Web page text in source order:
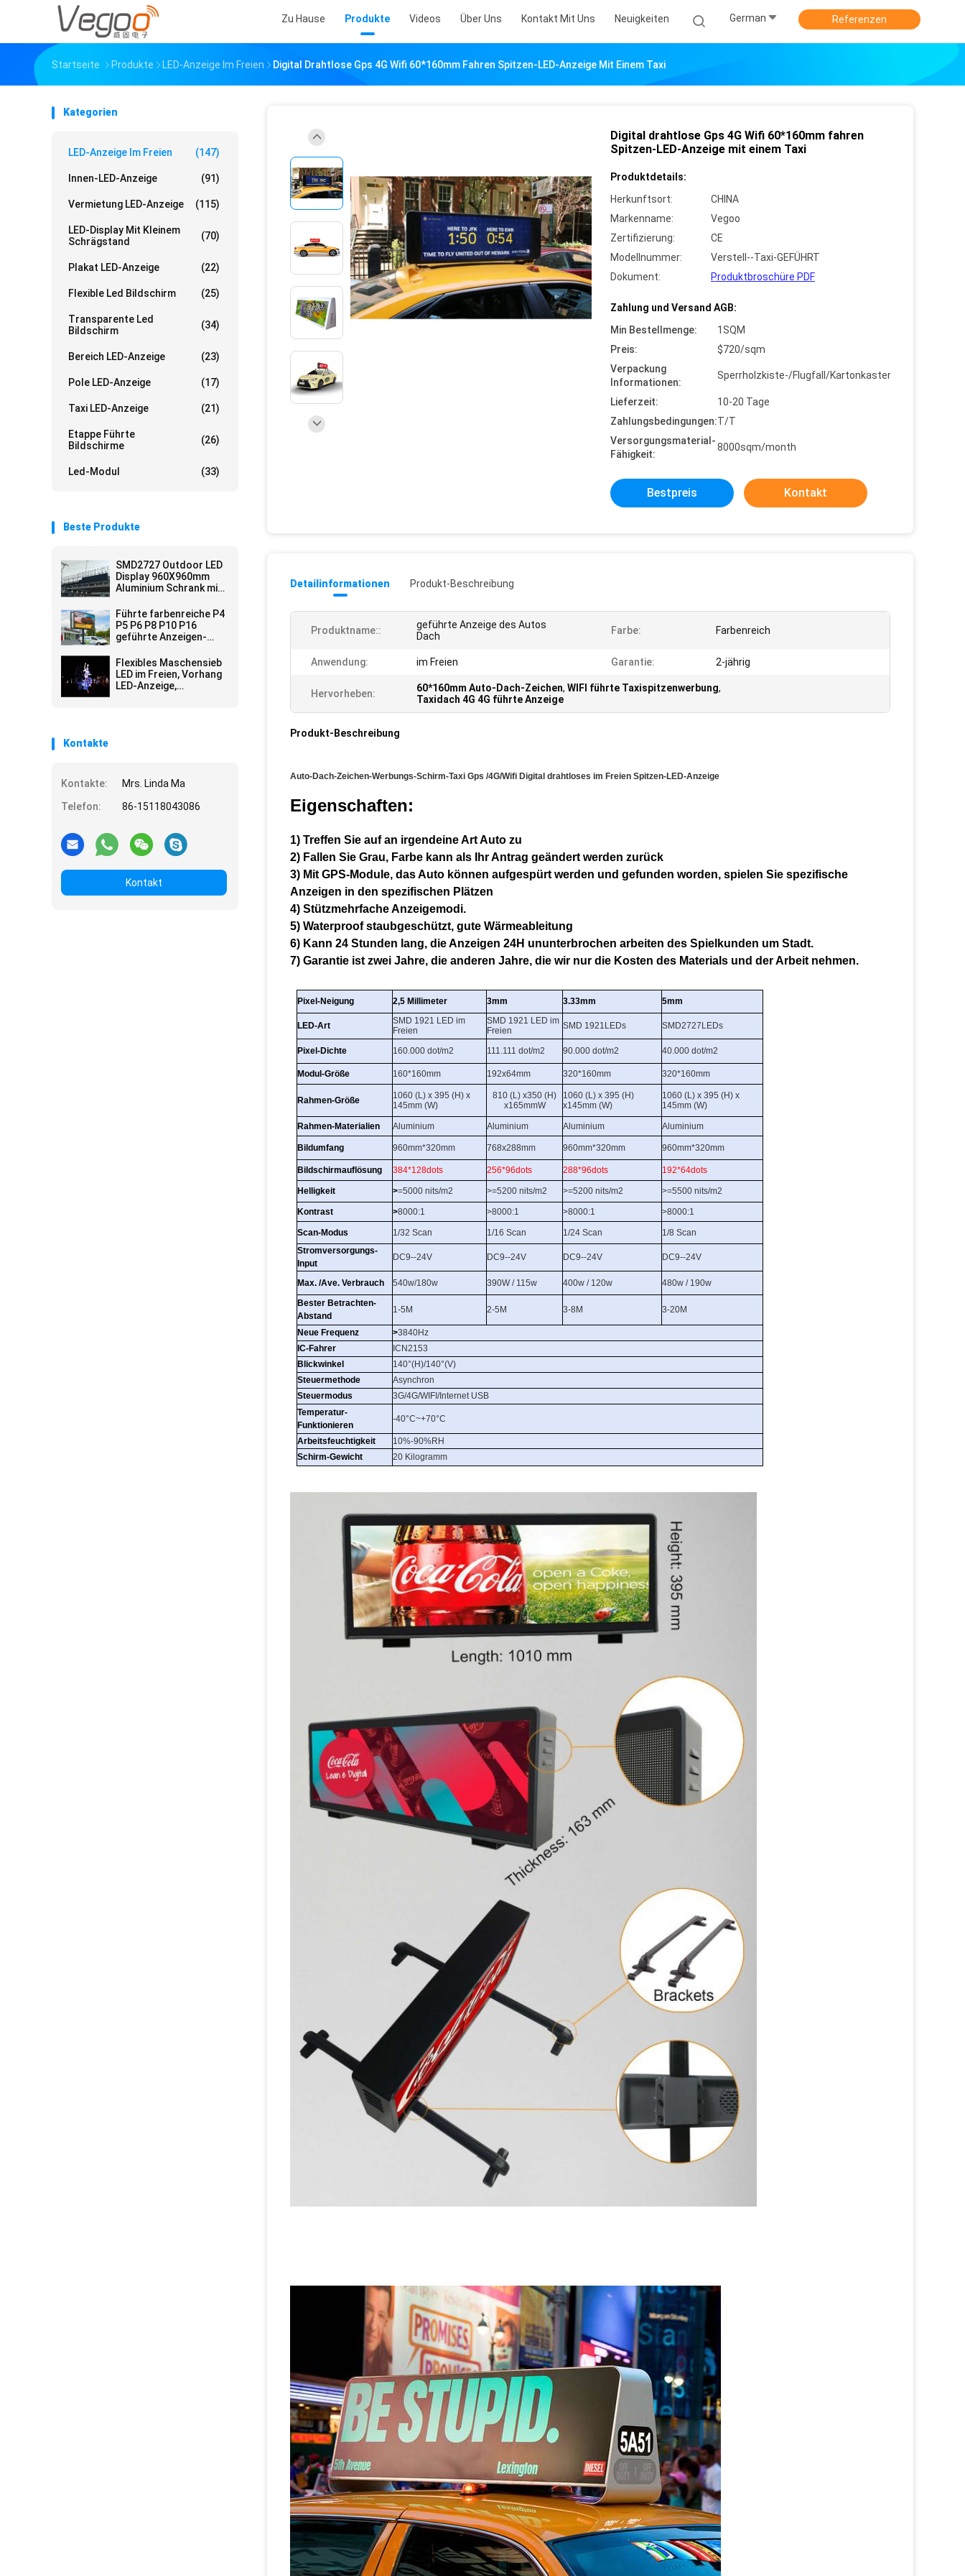
Zu Hause Produkte Videos Über Uns Kontakt Mit Uns Neuigkeiten German Referenzen
Startseite Produkte LED-Anzeige Im Freien Digital Drahtlose Gps 4G Wifi 60*160mm Fahren Spitzen-LED-Anzeige Mit Einem Taxi
Kategorien
LED-Anzeige Im Freien (147)
Innen-LED-Anzeige (91)
Vermietung LED-Anzeige (115)
LED-Display Mit Kleinem
Schrägstand
(70)
Plakat LED-Anzeige (22)
Flexible Led Bildschirm (25)
Transparente Led
Bildschirm
(34)
Bereich LED-Anzeige (23)
Pole LED-Anzeige (17)
Taxi LED-Anzeige (21)
Etappe Führte
Bildschirme
(26)
Led-Modul (33)
Beste Produkte
SMD2727 Outdoor LED
Display 960X960mm
Aluminium Schrank mit
Führte farbenreiche P4
P5 P6 P8 P10 P16
geführte Anzeigen-
Freien Schirm-
Stadiums-Schirm-
Wand
Flexibles Maschensieb
LED im Freien, Vorhang
LED-Anzeige,
Kontakte
Kontakte:
Mrs. Linda Ma
Telefon:
86-15118043086
Kontakt
Digital drahtlose Gps 4G Wifi 60*160mm fahren
Spitzen-LED-Anzeige mit einem Taxi
Produktdetails:
Herkunftsort:
CHINA
Markenname:
Vegoo
Zertifizierung:
CE
Modellnummer:
Verstell--Taxi-GEFÜHRT
Dokument:
Produktbroschüre PDF
Zahlung und Versand AGB:
Min Bestellmenge:
1SQM
Preis:
$720/sqm
Verpackung
Informationen:
Sperrholzkiste-/Flugfall/Kartonkasten
Lieferzeit:
10-20 Tage
Zahlungsbedingungen:T/T
Versorgungsmaterial-
Fähigkeit:
8000sqm/month
Bestpreis Kontakt
Detailinformationen Produkt-Beschreibung
Produktname::
geführte Anzeige des Autos
Dach
Farbe: Farbenreich
Anwendung: im Freien Garantie: 2-jährig
Hervorheben: 60*160mm Auto-Dach-Zeichen, WIFI führte Taxispitzenwerbung,
Taxidach 4G 4G führte Anzeige
Produkt-Beschreibung
Auto-Dach-Zeichen-Werbungs-Schirm-Taxi Gps /4G/Wifi Digital drahtloses im Freien Spitzen-LED-Anzeige
Eigenschaften:
1) Treffen Sie auf an irgendeine Art Auto zu
2) Fallen Sie Grau, Farbe kann als Ihr Antrag geändert werden zurück
3) Mit GPS-Module, das Auto können aufgespürt werden und gefunden worden, spielen Sie spezifische
Anzeigen in den spezifischen Plätzen
4) Stützmehrfache Anzeigemodi.
5) Waterproof staubgeschützt, gute Wärmeableitung
6) Kann 24 Stunden lang, die Anzeigen 24H ununterbrochen arbeiten des Spielkunden um Stadt.
7) Garantie ist zwei Jahre, die anderen Jahre, die wir nur die Kosten des Materials und der Arbeit nehmen.
Pixel-Neigung 2,5 Millimeter 3mm 3.33mm 5mm
LED-Art
SMD 1921 LED im
Freien
SMD 1921 LED im
Freien
SMD 1921LEDs SMD2727LEDs
Pixel-Dichte 160.000 dot/m2 111.111 dot/m2 90.000 dot/m2 40.000 dot/m2
Modul-Größe 160*160mm 192x64mm 320*160mm 320*160mm
Rahmen-Größe
1060 (L) x 395 (H) x
145mm (W)
810 (L) x350 (H)
x165mmW
1060 (L) x 395 (H)
x145mm (W)
1060 (L) x 395 (H) x
145mm (W)
Rahmen-Materialien Aluminium Aluminium Aluminium Aluminium
Bildumfang 960mm*320mm 768x288mm 960mm*320mm 960mm*320mm
Bildschirmauflösung 384*128dots 256*96dots 288*96dots 192*64dots
Helligkeit >=5000 nits/m2 >=5200 nits/m2 >=5200 nits/m2 >=5500 nits/m2
Kontrast >8000:1 >8000:1 >8000:1 >8000:1
Scan-Modus 1/32 Scan 1/16 Scan 1/24 Scan
1/8 Scan
Stromversorgungs-
Input
DC9--24V DC9--24V DC9--24V DC9--24V
Max. /Ave. Verbrauch 540w/180w 390W / 115w 400w / 120w
480w / 190w
Bester Betrachten-
Abstand
1-5M 2-5M 3-8M 3-20M
Neue Frequenz >3840Hz
IC-Fahrer
ICN2153
Blickwinkel
140°(H)/140°(V)
Steuermethode
Asynchron
Steuermodus
3G/4G/WIFI/Internet USB
Temperatur-
Funktionieren
-40°C~+70°C
Arbeitsfeuchtigkeit
10%-90%RH
Schirm-Gewicht
20 Kilogramm